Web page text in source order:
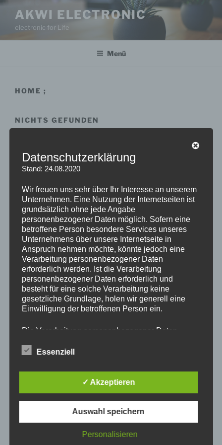
Zum
Inhalt
springen
AKWI ELECTRONIC
electronic for Life
Menü
HOME ;
NICHTS GEFUNDEN
wonach du gesucht hast. Möglicherweise hilft eine
Suche
nach:
Suche
nach:
NEUESTE KOMMENTARE
Datenschutzerklärung
Stand: 24.08.2020
Wir freuen uns sehr über Ihr Interesse an unserem
Unternehmen. Eine Nutzung der Internetseiten ist
grundsätzlich ohne jede Angabe
personenbezogener Daten möglich. Sofern eine
betroffene Person besondere Services unseres
Unternehmens über unsere Internetseite in
Anspruch nehmen möchte, könnte jedoch eine
Verarbeitung personenbezogener Daten
erforderlich werden. Ist die Verarbeitung
personenbezogener Daten erforderlich und
besteht für eine solche Verarbeitung keine
gesetzliche Grundlage, holen wir generell eine
Einwilligung der betroffenen Person ein.
Die Verarbeitung personenbezogener Daten,
Adresse oder Telefonnummer einer betroffenen
Datenschutz-Grundverordnung und in
Übereinstimmung mit den für uns geltenden
Mittels dieser Datenschutzerklärung möchte unser
Unternehmen die Öffentlichkeit über Art, Umfang
verarbeiteten personenbezogenen Daten
informieren. Ferner werden betroffene Personen
Essenziell
✓ Akzeptieren
Auswahl speichern
Personalisieren